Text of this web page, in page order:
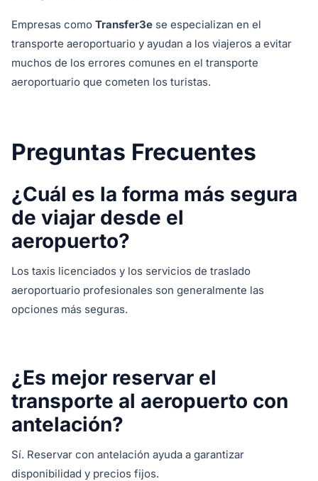
Empresas como Transfer3e se especializan en el
transporte aeroportuario y ayudan a los viajeros a evitar
muchos de los errores comunes en el transporte
aeroportuario que cometen los turistas.
Preguntas Frecuentes
¿Cuál es la forma más segura
de viajar desde el
aeropuerto?
Los taxis licenciados y los servicios de traslado
aeroportuario profesionales son generalmente las
opciones más seguras.
¿Es mejor reservar el
transporte al aeropuerto con
antelación?
Sí. Reservar con antelación ayuda a garantizar
disponibilidad y precios fijos.